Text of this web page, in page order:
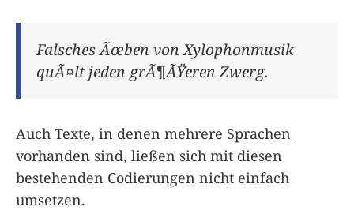
Falsches Ãœben von Xylophonmusik
quÃ¤lt jeden grÃ¶ÃŸeren Zwerg.
Auch Texte, in denen mehrere Sprachen
vorhanden sind, ließen sich mit diesen
bestehenden Codierungen nicht einfach
umsetzen.